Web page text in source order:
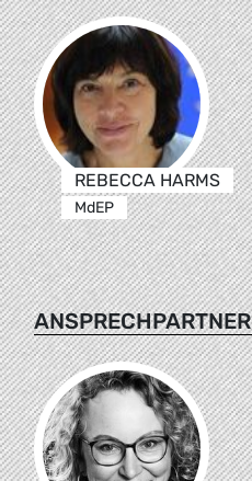
REBECCA HARMS
MdEP
ANSPRECHPARTNER